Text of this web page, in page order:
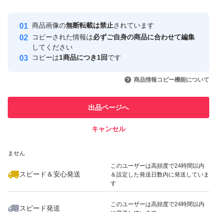
安心取引出品者
心・安全なユーザーです
取引実績
引を完了させた実績があります
での取引実績があります
ません
スピード＆安心発送
このユーザーは高頻度で24時間以内
＆設定した発送日数内に発送していま
す
スピード発送
このユーザーは高頻度で24時間以内
商品画像の無断転載は禁止されています
コピーされた情報は必ずご自身の商品に合わせて編集
してください
コピーは1商品につき1回です
商品情報コピー機能について
出品ページへ
キャンセル